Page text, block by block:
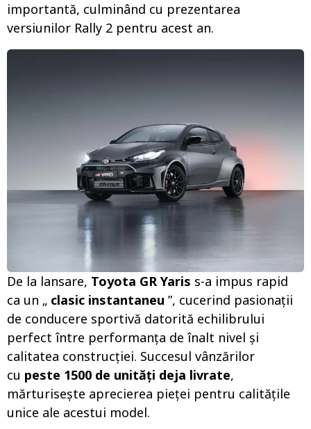
importantă, culminând cu prezentarea
versiunilor Rally 2 pentru acest an.
De la lansare, Toyota GR Yaris s-a impus rapid
ca un „ clasic instantaneu ”, cucerind pasionații
de conducere sportivă datorită echilibrului
perfect între performanța de înalt nivel și
calitatea construcției. Succesul vânzărilor
cu peste 1500 de unități deja livrate,
mărturisește aprecierea pieței pentru calitățile
unice ale acestui model.